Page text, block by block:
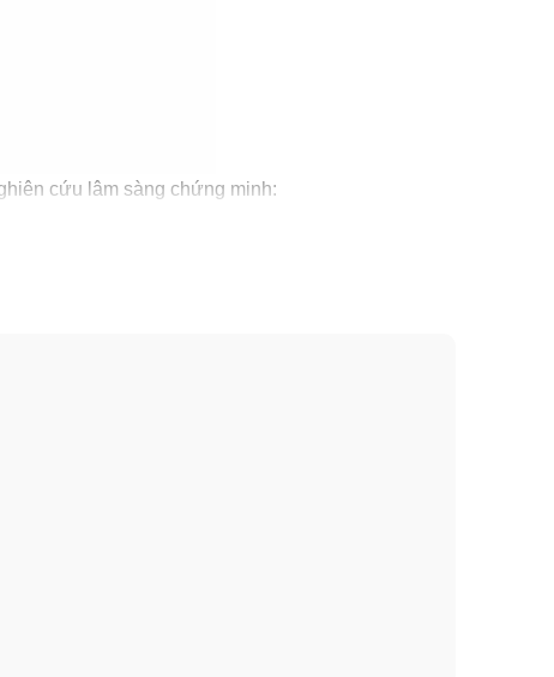
cứu lâm sàng chứng minh:
tăng trưởng hoàn hảo.